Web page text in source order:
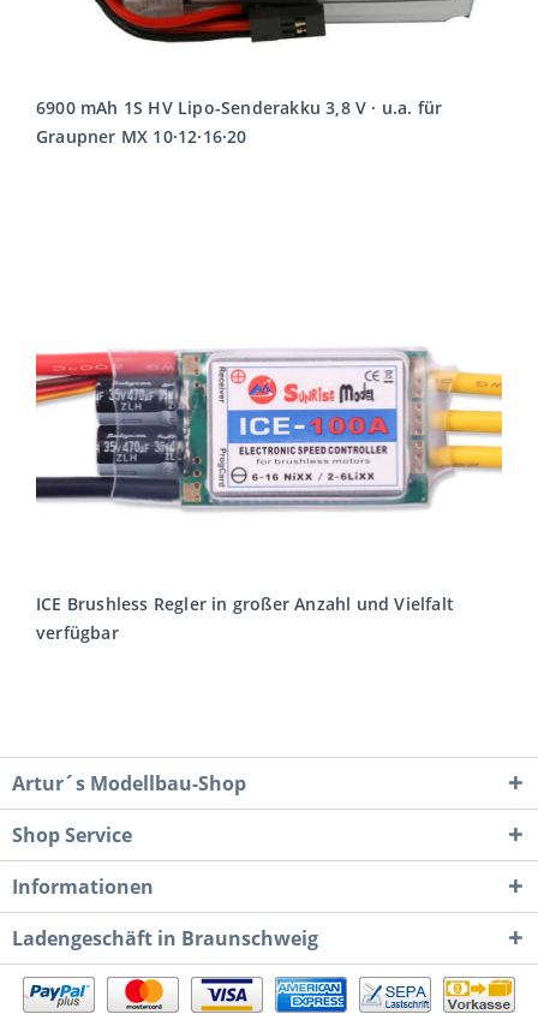
6900 mAh 1S HV Lipo-Senderakku 3,8 V · u.a. für
Graupner MX 10·12·16·20
ICE Brushless Regler in großer Anzahl und Vielfalt
verfügbar
Artur´s Modellbau-Shop
Shop Service
Informationen
Ladengeschäft in Braunschweig